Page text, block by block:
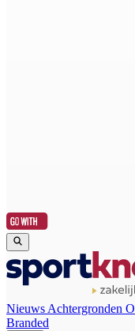
Nieuws Achtergronden
Branded